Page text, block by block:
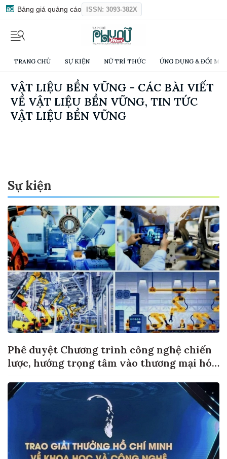
Bảng giá quảng cáo ISSN: 3093-382X
TRANG CHỦ SỰ KIỆN NỮ TRÍ THỨC ỨNG DỤNG & ĐỔI
VẬT LIỆU BỀN VỮNG - CÁC BÀI VIẾT
VỀ VẬT LIỆU BỀN VỮNG, TIN TỨC
VẬT LIỆU BỀN VỮNG
Sự kiện
Phê duyệt Chương trình công nghệ chiến
lược, hướng trọng tâm vào thương mại hóa